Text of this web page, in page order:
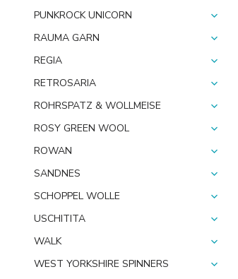
PUNKROCK UNICORN
RAUMA GARN
REGIA
RETROSARIA
ROHRSPATZ & WOLLMEISE
ROSY GREEN WOOL
ROWAN
SANDNES
SCHOPPEL WOLLE
USCHITITA
WALK
WEST YORKSHIRE SPINNERS